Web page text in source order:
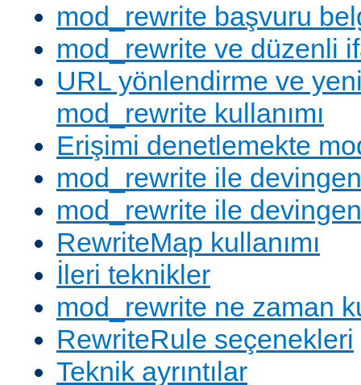
mod_rewrite başvuru
mod_rewrite ve düzenli
URL yönlendirme ve
mod_rewrite kullanımı
Erişimi denetlemekte
mod_rewrite ile
mod_rewrite ile
RewriteMap kullanımı
İleri teknikler
mod_rewrite ne zaman
RewriteRule seçenekleri
Teknik ayrıntılar